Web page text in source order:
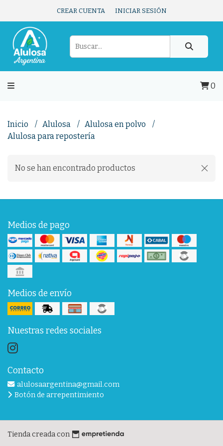
CREAR CUENTA INICIAR SESIÓN
0
Inicio Alulosa
Alulosa en polvo
Alulosa para repostería
No se han encontrado productos
Medios de pago
Medios de envío
Nuestras redes sociales
Contacto
alulosaargentina@gmail.com
Botón de arrepentimiento
Tienda creada con